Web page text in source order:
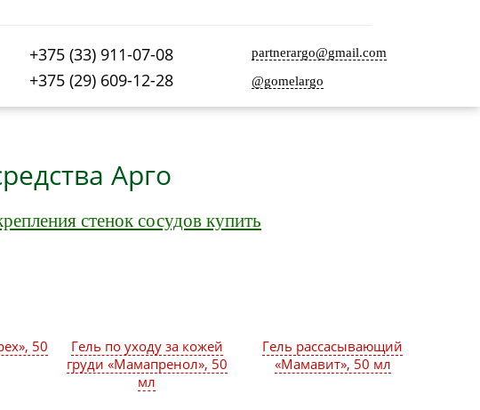
partnerargo@gmail.com
@gomelargo
+375 (33) 911-07-08
+375 (29) 609-12-28
Арго
стенок сосудов купить
50
Гель по уходу за кожей
груди «Мамапренол», 50
мл
Гель рассасывающий
«Мамавит», 50 мл